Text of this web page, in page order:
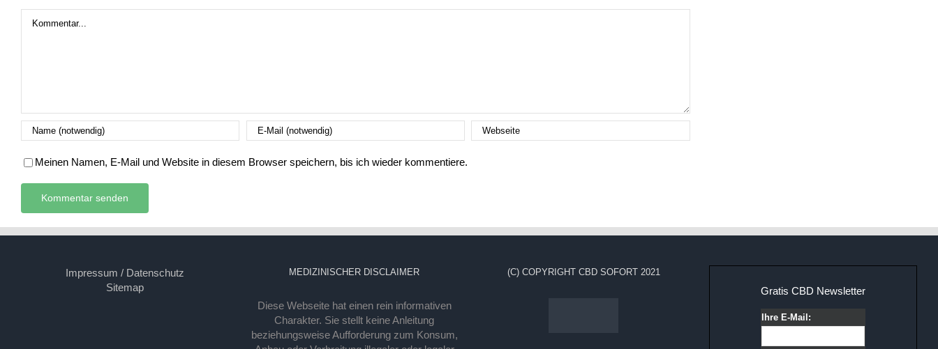
Meinen Namen, E-Mail und Website in diesem Browser speichern, bis ich wieder kommentiere.
Impressum / Datenschutz
Sitemap
MEDIZINISCHER DISCLAIMER
Diese Webseite hat einen rein informativen
Charakter. Sie stellt keine Anleitung
beziehungsweise Aufforderung zum Konsum,
(C) COPYRIGHT CBD SOFORT 2021
Gratis CBD Newsletter
Ihre E-Mail: